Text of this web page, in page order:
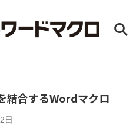
結合するWordマクロ
日